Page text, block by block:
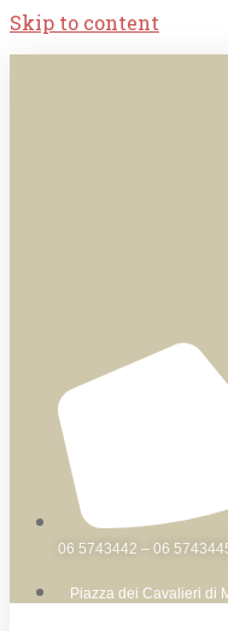
Skip to content
06 5743442 – 06
Piazza dei Cavalieri di